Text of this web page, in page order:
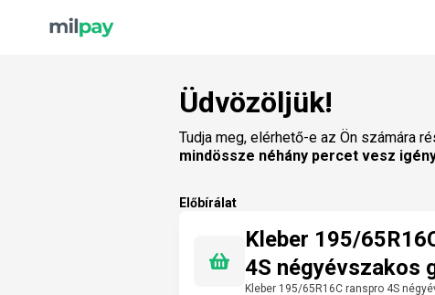
Üdvözöljük!
Tudja meg, elérhető-e az Ön számára
mindössze néhány percet vesz
Előbírálat
Kleber 195/
4S négyévszakos
Kleber 195/65R16C ranspro 4S